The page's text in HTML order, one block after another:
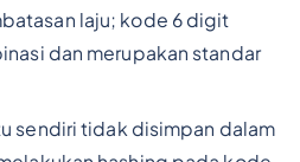
laju; kode 6 digit
dan merupakan standar
sendiri tidak disimpan dalam